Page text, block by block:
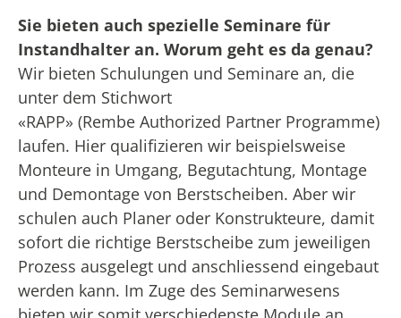
Sie bieten auch spezielle Seminare für
Instandhalter an. Worum geht es da genau?
Wir bieten Schulungen und Seminare an, die
unter dem Stichwort
«RAPP» (Rembe Authorized Partner Programme)
laufen. Hier qualifizieren wir beispielsweise
Monteure in Umgang, Begutachtung, Montage
und Demontage von Berstscheiben. Aber wir
schulen auch Planer oder Konstrukteure, damit
sofort die richtige Berstscheibe zum jeweiligen
Prozess ausgelegt und anschliessend eingebaut
werden kann. Im Zuge des Seminarwesens